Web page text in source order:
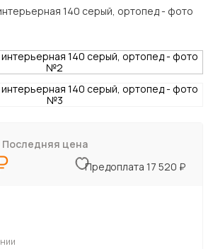
Последняя цена
Предоплата 17 520 ₽